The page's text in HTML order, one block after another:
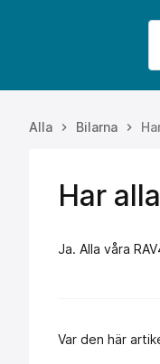
Alla keyboard_arrow_right Bilarna keyboard_arrow_right
Har
Ja. Alla våra
Var den här